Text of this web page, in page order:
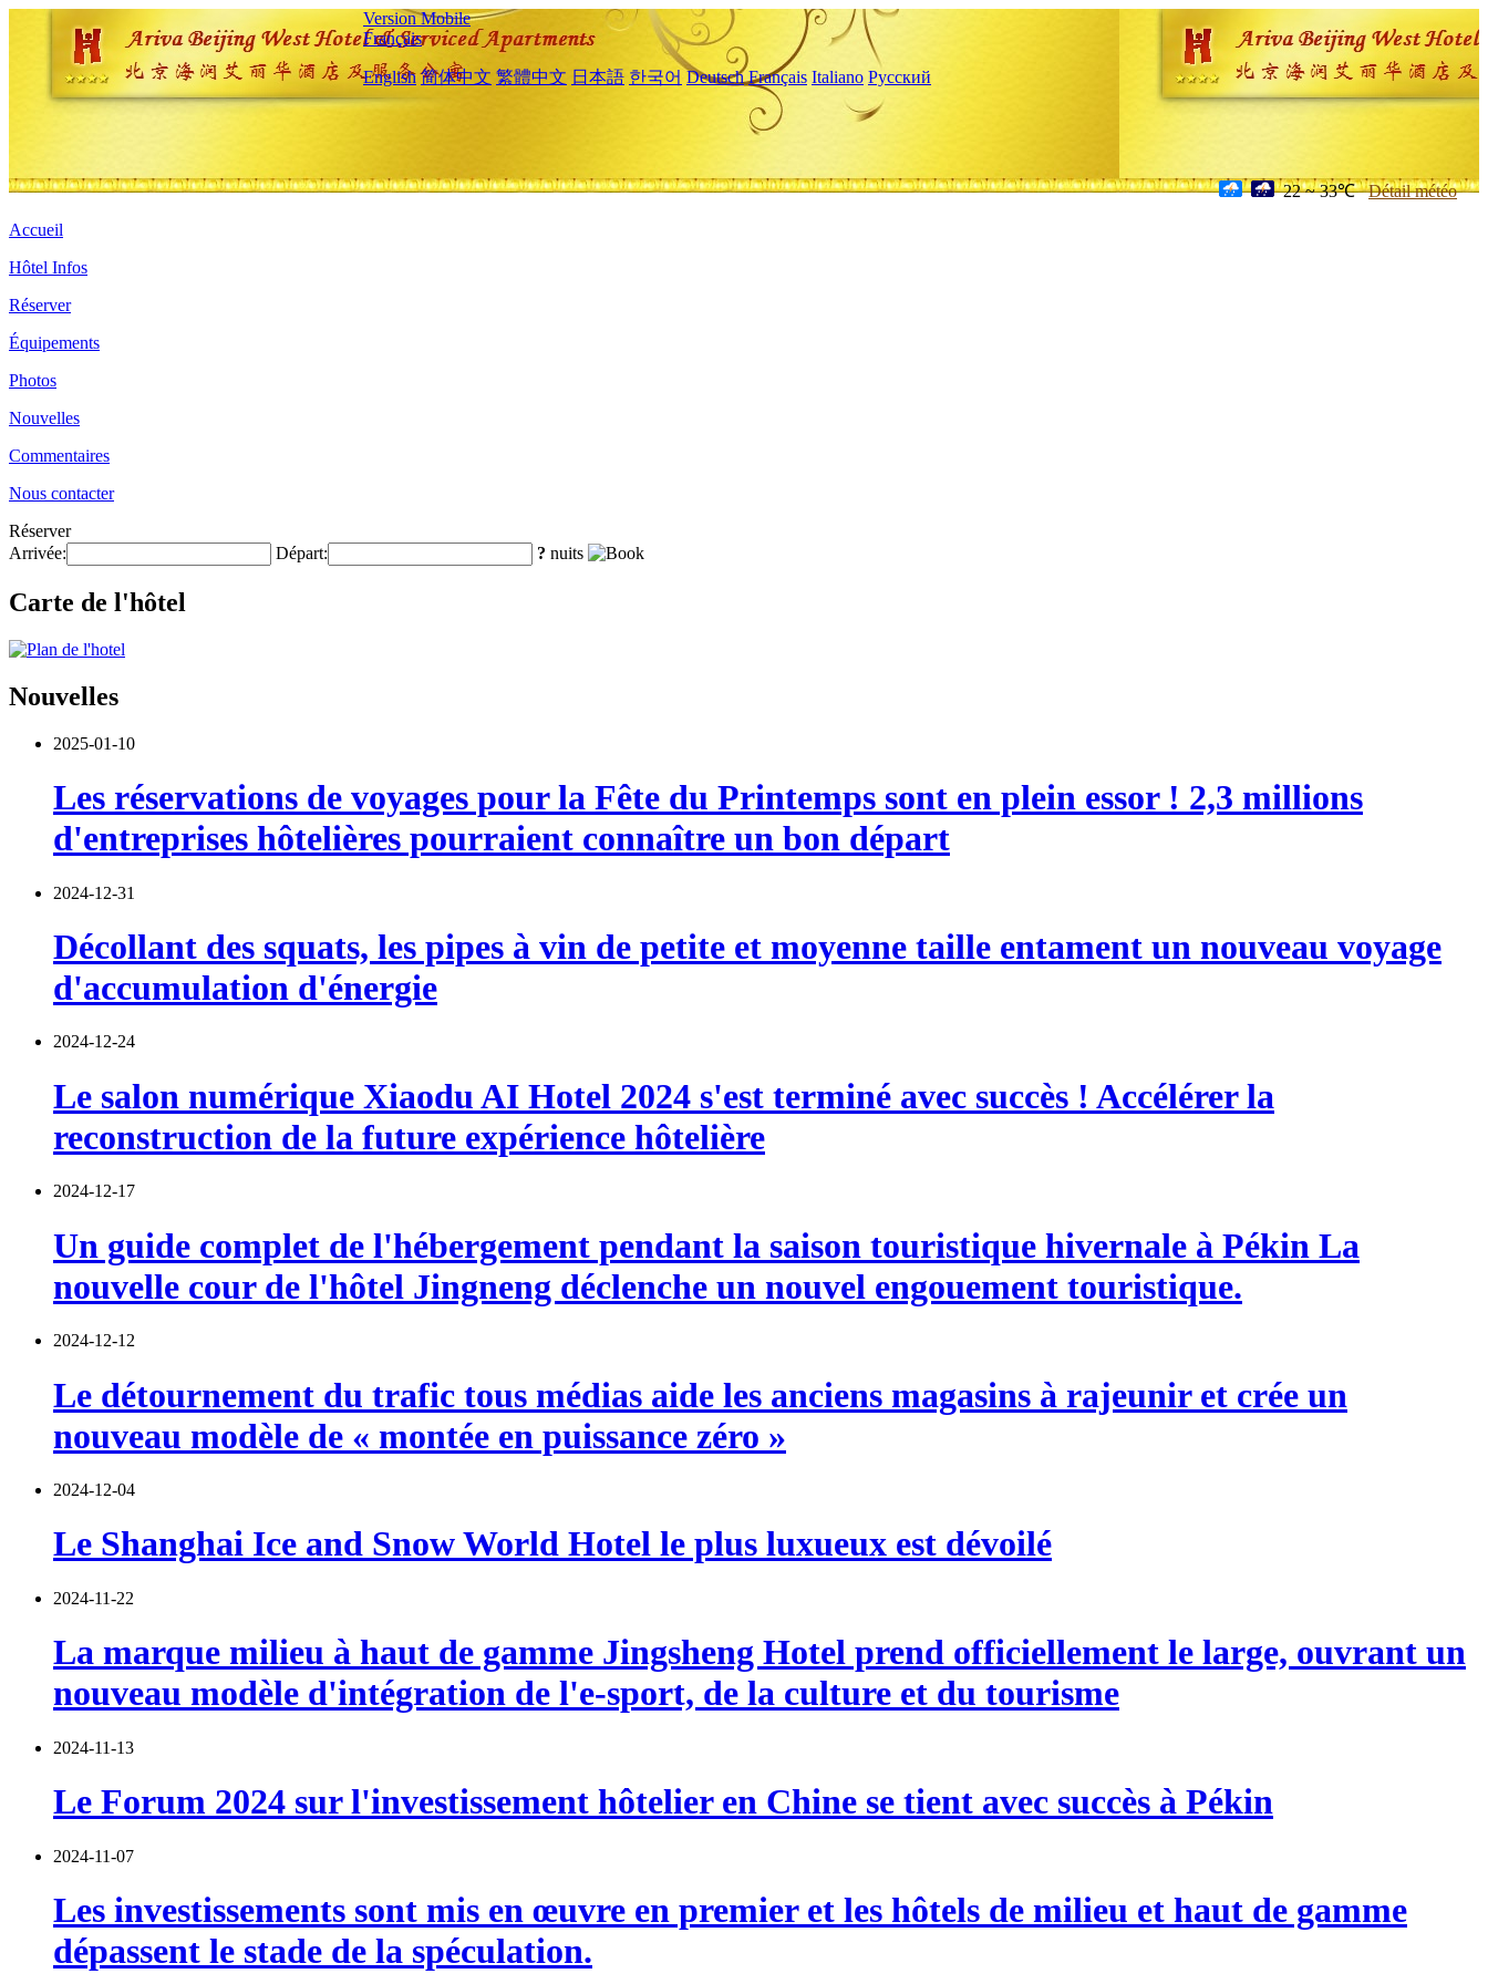
Version Mobile
Français
English 简体中文 繁體中文 日本語 한국어 Deutsch Français Italiano Русский
22 ~ 33℃ Détail météo
Accueil
Hôtel Infos
Réserver
Équipements
Photos
Nouvelles
Commentaires
Nous contacter
Réserver
Arrivée:
Départ: ? nuits
Carte de l'hôtel
Nouvelles
2025-01-10
Les réservations de voyages pour la Fête du Printemps sont en plein essor ! 2,3 millions
d'entreprises hôtelières pourraient connaître un bon départ
2024-12-31
Décollant des squats, les pipes à vin de petite et moyenne taille entament un nouveau voyage
d'accumulation d'énergie
2024-12-24
Le salon numérique Xiaodu AI Hotel 2024 s'est terminé avec succès ! Accélérer la
reconstruction de la future expérience hôtelière
2024-12-17
Un guide complet de l'hébergement pendant la saison touristique hivernale à Pékin La
nouvelle cour de l'hôtel Jingneng déclenche un nouvel engouement touristique.
2024-12-12
Le détournement du trafic tous médias aide les anciens magasins à rajeunir et crée un
nouveau modèle de « montée en puissance zéro »
2024-12-04
Le Shanghai Ice and Snow World Hotel le plus luxueux est dévoilé
2024-11-22
La marque milieu à haut de gamme Jingsheng Hotel prend officiellement le large, ouvrant un
nouveau modèle d'intégration de l'e-sport, de la culture et du tourisme
2024-11-13
Le Forum 2024 sur l'investissement hôtelier en Chine se tient avec succès à Pékin
2024-11-07
Les investissements sont mis en œuvre en premier et les hôtels de milieu et haut de gamme
dépassent le stade de la spéculation.